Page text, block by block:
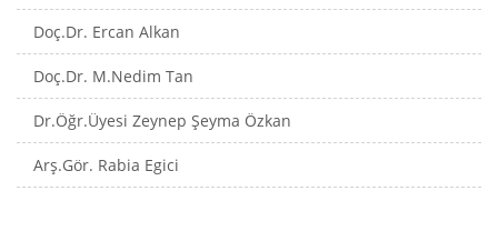
Doç.Dr. Ercan Alkan
Doç.Dr. M.Nedim Tan
Dr.Öğr.Üyesi Zeynep Şeyma Özkan
Arş.Gör. Rabia Egici